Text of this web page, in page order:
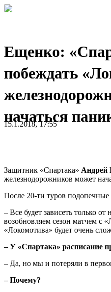
Ещенко:
побеждать
начаться
15.1.2018, 17:55
Защитник «Спартака» Андрей
железнодорожников может
После 20-ти туров подопечные
– Все будет зависеть только
возобновляем сезон матчем с
«Локомотива» будет очень
– У «Спартака» расписание
– Да, но мы и потеряли в
– Почему?